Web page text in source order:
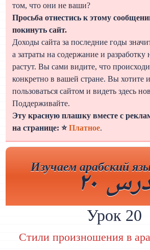
том, что они не ваши?
Просьба отнестись к этому
покинуть сайт.
Доходы сайта за последние годы
а затраты на содержание и разработку
растут. Вы сами видите, что
конкретно в вашей стране. Вы хотите
пользоваться сайтом и видеть здесь
Поддерживайте.
Эту красную плашку вместе с
на странице: ⭐Платное.
Изучаем арабский
٢٠
Урок 20
Стили произношения в